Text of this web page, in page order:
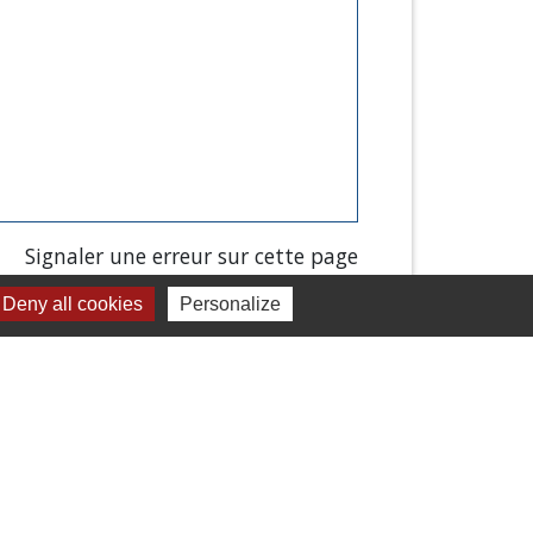
Signaler une erreur sur cette page
Deny all cookies Personalize